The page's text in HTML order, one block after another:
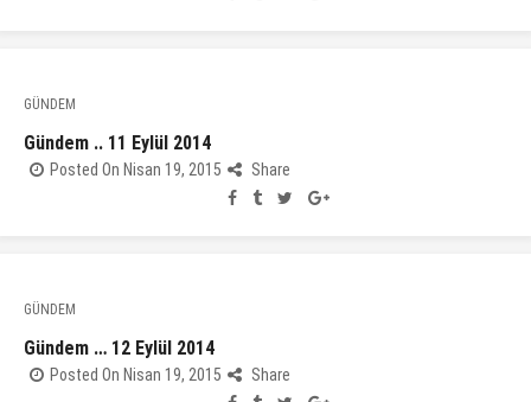
GÜNDEM
Gündem .. 11 Eylül 2014
Posted On Nisan 19, 2015 Share
GÜNDEM
Gündem … 12 Eylül 2014
Posted On Nisan 19, 2015 Share